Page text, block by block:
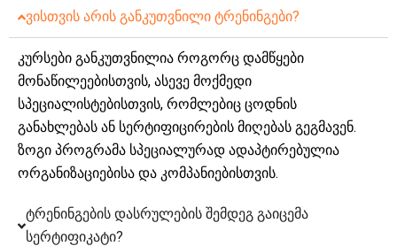
ვისთვის არის განკუთვნილი ტრენინგები?
კურსები განკუთვნილია როგორც დამწყები
მონაწილეებისთვის, ასევე მოქმედი
სპეციალისტებისთვის, რომლებიც ცოდნის
განახლებას ან სერტიფიცირების მიღებას გეგმავენ.
ზოგი პროგრამა სპეციალურად ადაპტირებულია
ორგანიზაციებისა და კომპანიებისთვის.
ტრენინგების დასრულების შემდეგ გაიცემა
სერტიფიკატი?